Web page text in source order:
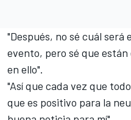
"Después, no sé cuál será
evento, pero sé que
en ello".
"Así que cada vez que
que es positivo para la